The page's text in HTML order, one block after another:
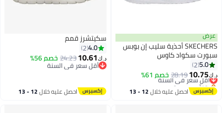
عرض
SKECHERS أحذية سليب إن بوبس
سبورت سكواد كاوس
5.0
2
د.ك‏10.75
28.19خصم 61%
أقل سعر في السنة
بتخلّص بسرعة
أقل سعر في السنة
احصل عليه خلال 12 - 13
4
سكيتشرز قمم
4.0
2
د.ك‏10.61
24.23خصم 56%
أقل سعر في السنة
أقل سعر في السنة
احصل عليه خلال 12 - 13